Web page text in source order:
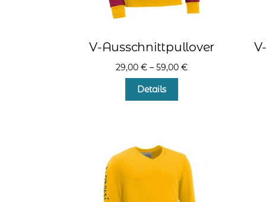
V-Ausschnittpullover
29,00€ –59,00€
Details
Die
Optionen
können
auf